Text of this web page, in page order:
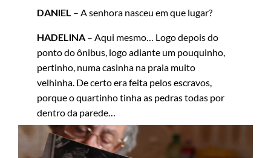
DANIEL – A senhora nasceu em que lugar?
HADELINA – Aqui mesmo… Logo depois do
ponto do ônibus, logo adiante um pouquinho,
pertinho, numa casinha na praia muito
velhinha. De certo era feita pelos escravos,
porque o quartinho tinha as pedras todas por
dentro da parede…